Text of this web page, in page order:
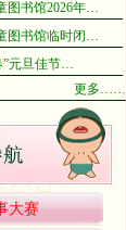
图书馆2026年…
图书馆临时闭…
”元旦佳节…
更多……
大赛